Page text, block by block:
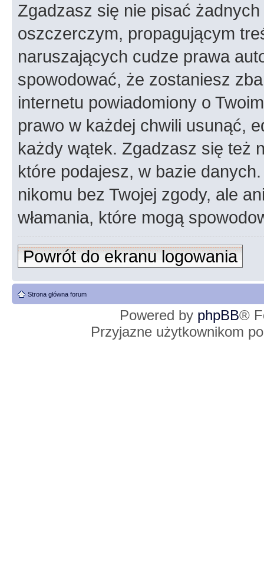
Zgadzasz się nie pisać
oszczerczym, propagującym
naruszających cudze prawa
spowodować, że zostaniesz
internetu powiadomiony o
prawo w każdej chwili usunąć,
każdy wątek. Zgadzasz się też
które podajesz, w bazie
nikomu bez Twojej zgody, ale
włamania, które mogą
Powrót do ekranu logowania
Strona główna forum
Powered by phpBB®
Przyjazne użytkownikom